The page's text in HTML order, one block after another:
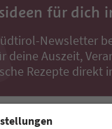
für dich
Newsletter
deine Auszeit,
Rezepte direkt